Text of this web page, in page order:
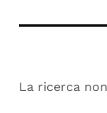
La ricerca